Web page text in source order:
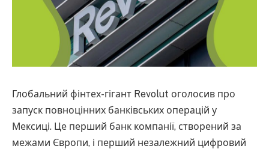
Глобальний фінтех-гігант Revolut оголосив про
запуск повноцінних банківських операцій у
Мексиці. Це перший банк компанії, створений за
межами Європи, і перший незалежний цифровий